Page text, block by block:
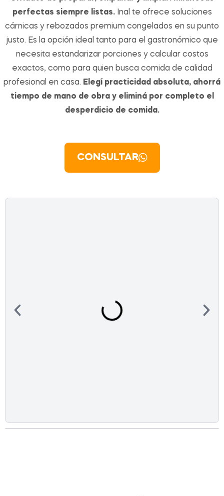
perfectas siempre listas.Inal te ofrece soluciones
cárnicas y rebozados premium congelados en su punto
justo. Es la opción ideal tanto para el gastronómico que
necesita estandarizar porciones y calcular costos
exactos, como para quien busca comida de calidad
profesional en casa. Elegí practicidad absoluta, ahorrá
tiempo de mano de obra y eliminá por completo el
desperdicio de comida.
CONSULTAR